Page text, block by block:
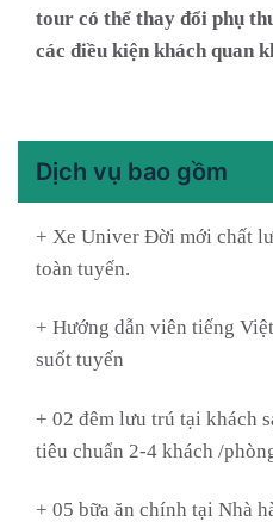
tour có thể thay đổi phụ
các điều kiện khách quan
Dịch vụ bao gồm
+ Xe Univer Đời mới chất
toàn tuyến.
+ Hướng dẫn viên tiếng
suốt tuyến
+ 02 đêm lưu trú tại khách
tiêu chuẩn 2-4 khách /
+ 05 bữa ăn chính tại Nhà